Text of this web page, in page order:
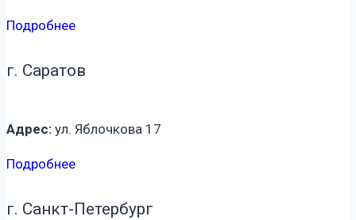
Подробнее
г. Саратов
Адрес: ул. Яблочкова 17
Подробнее
г. Санкт-Петербург